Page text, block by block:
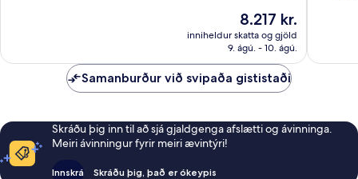
Verðið
er
8.217 kr.
8.217 kr.
inniheldur skatta og gjöld
9. ágú. - 10. ágú.
Samanburður við svipaða gististaði
Skráðu þig inn til að sjá gjaldgenga afslætti og ávinninga.
Meiri ávinningur fyrir meiri ævintýri!
Innskrá Skráðu þig, það er ókeypis